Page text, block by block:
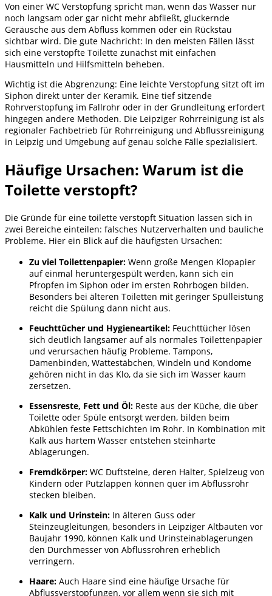
Von einer WC Verstopfung spricht man, wenn das Wasser nur
noch langsam oder gar nicht mehr abfließt, gluckernde
Geräusche aus dem Abfluss kommen oder ein Rückstau
sichtbar wird. Die gute Nachricht: In den meisten Fällen lässt
sich eine verstopfte Toilette zunächst mit einfachen
Hausmitteln und Hilfsmitteln beheben.
Wichtig ist die Abgrenzung: Eine leichte Verstopfung sitzt oft im
Siphon direkt unter der Keramik. Eine tief sitzende
Rohrverstopfung im Fallrohr oder in der Grundleitung erfordert
hingegen andere Methoden. Die Leipziger Rohrreinigung ist als
regionaler Fachbetrieb für Rohrreinigung und Abflussreinigung
in Leipzig und Umgebung auf genau solche Fälle spezialisiert.
Häufige Ursachen: Warum ist die
Toilette verstopft?
Die Gründe für eine toilette verstopft Situation lassen sich in
zwei Bereiche einteilen: falsches Nutzerverhalten und bauliche
Probleme. Hier ein Blick auf die häufigsten Ursachen:
Zu viel Toilettenpapier: Wenn große Mengen Klopapier
auf einmal heruntergespült werden, kann sich ein
Pfropfen im Siphon oder im ersten Rohrbogen bilden.
Besonders bei älteren Toiletten mit geringer Spülleistung
reicht die Spülung dann nicht aus.
Feuchttücher und Hygieneartikel: Feuchttücher lösen
sich deutlich langsamer auf als normales Toilettenpapier
und verursachen häufig Probleme. Tampons,
Damenbinden, Wattestäbchen, Windeln und Kondome
gehören nicht in das Klo, da sie sich im Wasser kaum
zersetzen.
Essensreste, Fett und Öl: Reste aus der Küche, die über
Toilette oder Spüle entsorgt werden, bilden beim
Abkühlen feste Fettschichten im Rohr. In Kombination mit
Kalk aus hartem Wasser entstehen steinharte
Ablagerungen.
Fremdkörper: WC Duftsteine, deren Halter, Spielzeug von
Kindern oder Putzlappen können quer im Abflussrohr
stecken bleiben.
Kalk und Urinstein: In älteren Guss oder
Steinzeugleitungen, besonders in Leipziger Altbauten vor
Baujahr 1990, können Kalk und Urinsteinablagerungen
den Durchmesser von Abflussrohren erheblich
verringern.
Haare: Auch Haare sind eine häufige Ursache für
Abflussverstopfungen, vor allem wenn sie sich mit